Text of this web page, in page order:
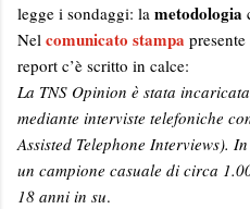
legge i sondaggi: la metodologia
Nel comunicato stampa
report c’è scritto in calce:
La TNS Opinion è stata
mediante interviste telefoniche
Assisted Telephone Interviews).
un campione casuale di circa
18 anni in su.